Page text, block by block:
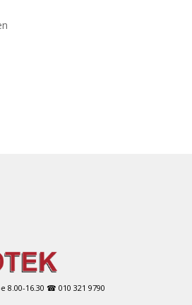
8.00-16.30 ☎ 010 321 9790